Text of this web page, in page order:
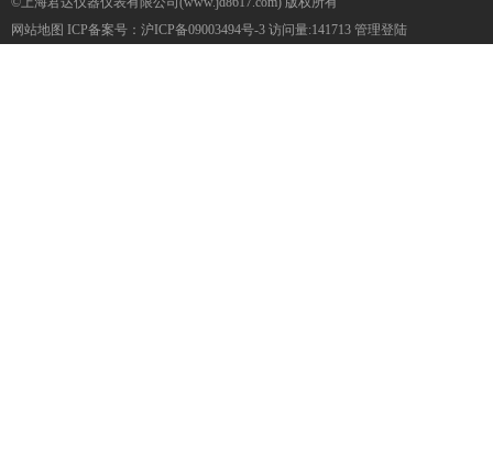
网站地图 ICP备案号： 沪ICP备09003494号-3 访问量:141713 管理登陆